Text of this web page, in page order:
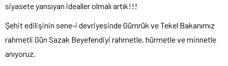
siyasete yansıyan idealler olmalı artık!!!
Şehit edilişinin sene-i devriyesinde Gümrük ve Tekel Bakanımız
rahmetli Gün Sazak Beyefendiyi rahmetle, hürmetle ve minnetle
anıyoruz.